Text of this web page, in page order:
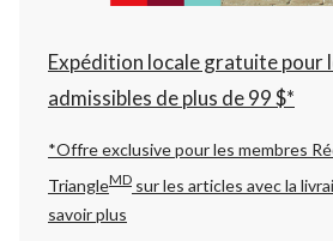
Expédition locale gratuite pour
admissibles de plus de 99 $*
*Offre exclusive pour les membres
TriangleMD sur les articles avec la
savoir plus